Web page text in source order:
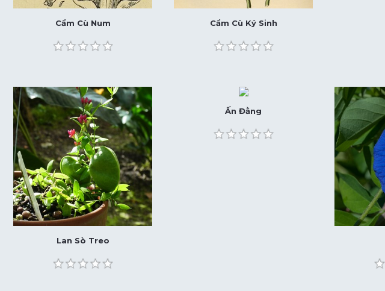
Cẩm Cù Num Cẩm Cù Ký Sinh
Lan Sò Treo
Ấn Đằng